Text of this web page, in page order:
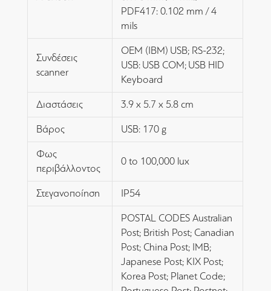
PDF417: 0.102 mm / 4
mils
Συνδέσεις
scanner
OEM (IBM) USB; RS-232;
USB: USB COM; USB HID
Keyboard
Διαστάσεις 3.9 x 5.7 x 5.8 cm
Βάρος USB: 170 g
Φως
περιβάλλοντος
0 to 100,000 lux
Στεγανοποίηση IP54
POSTAL CODES Australian
Post; British Post; Canadian
Post; China Post; IMB;
Japanese Post; KIX Post;
Korea Post; Planet Code;